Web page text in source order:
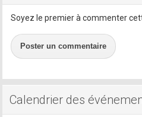
Soyez le premier à commenter
Poster un commentaire
Calendrier des